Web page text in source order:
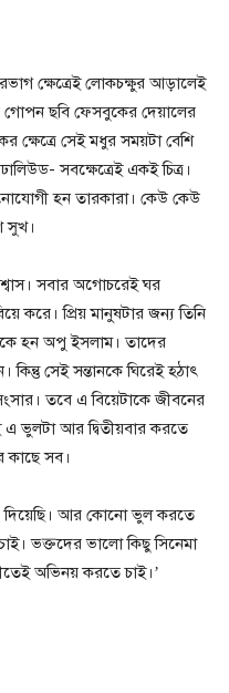
ক্ষেত্রেই লোকচক্ষুর আড়ালেই
গোপন ছবি ফেসবুকের দেয়ালের
সেই মধুর সময়টা বেশি
সবক্ষেত্রেই একই চিত্র।
হন তারকারা। কেউ কেউ
সুখ।
সবার অগোচরেই ঘর
করে। প্রিয় মানুষটার জন্য তিনি
হন অপু ইসলাম। তাদের
সেই সন্তানকে ঘিরেই হঠাৎ
তবে এ বিয়েটাকে জীবনের
ভুলটা আর দ্বিতীয়বার করতে
কাছে সব।
দিয়েছি। আর কোনো ভুল করতে
ভক্তদের ভালো কিছু সিনেমা
অভিনয় করতে চাই।’